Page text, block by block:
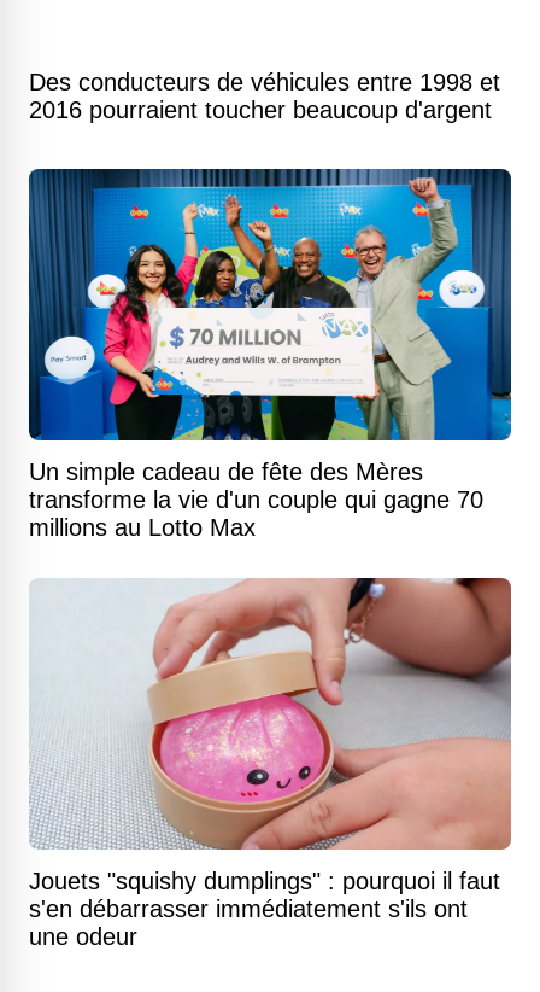
Des conducteurs de véhicules entre 1998 et
2016 pourraient toucher beaucoup d'argent
Un simple cadeau de fête des Mères
transforme la vie d'un couple qui gagne 70
millions au Lotto Max
Jouets "squishy dumplings" : pourquoi il faut
s'en débarrasser immédiatement s'ils ont
une odeur